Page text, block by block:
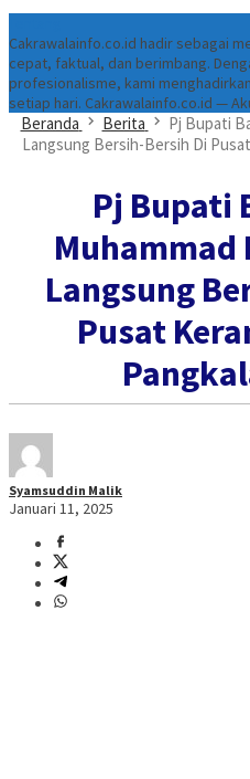
Cakrawalainfo.co.id hadir sebagai
cepat, faktual, dan berimbang.
profesionalisme, kami
setiap hari. Cakrawalainfo.co.id —
Beranda Berita
Pj Bupati
Langsung Bersih-Bersih Di
Pj Bupati
Muhammad
Langsung
Pusat
Syamsuddin Malik
Januari 11, 2025